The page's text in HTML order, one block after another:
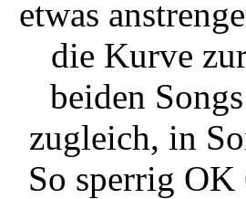
etwas
die Kurve
beiden
zugleich, in
So sperrig